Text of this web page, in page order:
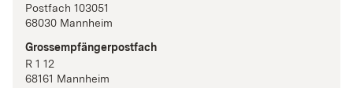
Postfach 103051
68030 Mannheim
Grossempfängerpostfach
R 1 12
68161 Mannheim